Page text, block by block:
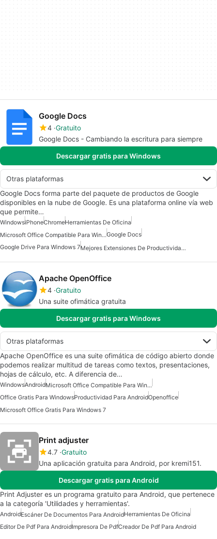
Google Docs
4 Gratuito
Google Docs - Cambiando la escritura para siempre
Descargar gratis para Windows
Otras plataformas
Google Docs forma parte del paquete de productos de Google
disponibles en la nube de Google. Es una plataforma online vía web
que permite…
WindowsiPhoneChromeHerramientas De Oficina
Microsoft Office Compatible Para Windows 7Google Docs
Google Drive Para Windows 7
Mejores Extensiones De Productividad Para Chrome
Apache OpenOffice
4 Gratuito
Una suite ofimática gratuita
Descargar gratis para Windows
Otras plataformas
Apache OpenOffice es una suite ofimática de código abierto donde
podemos realizar multitud de tareas como textos, presentaciones,
hojas de cálculo, etc. A diferencia de…
WindowsAndroid
Microsoft Office Compatible Para Windows 7
Office Gratis Para WindowsProductividad Para AndroidOpenoffice
Microsoft Office Gratis Para Windows 7
Print adjuster
4.7 Gratuito
Una aplicación gratuita para Android, por kremi151.
Descargar gratis para Android
Print Adjuster es un programa gratuito para Android, que pertenece
a la categoría 'Utilidades y herramientas'.
AndroidEscáner De Documentos Para AndroidHerramientas De Oficina
Editor De Pdf Para AndroidImpresora De PdfCreador De Pdf Para Android